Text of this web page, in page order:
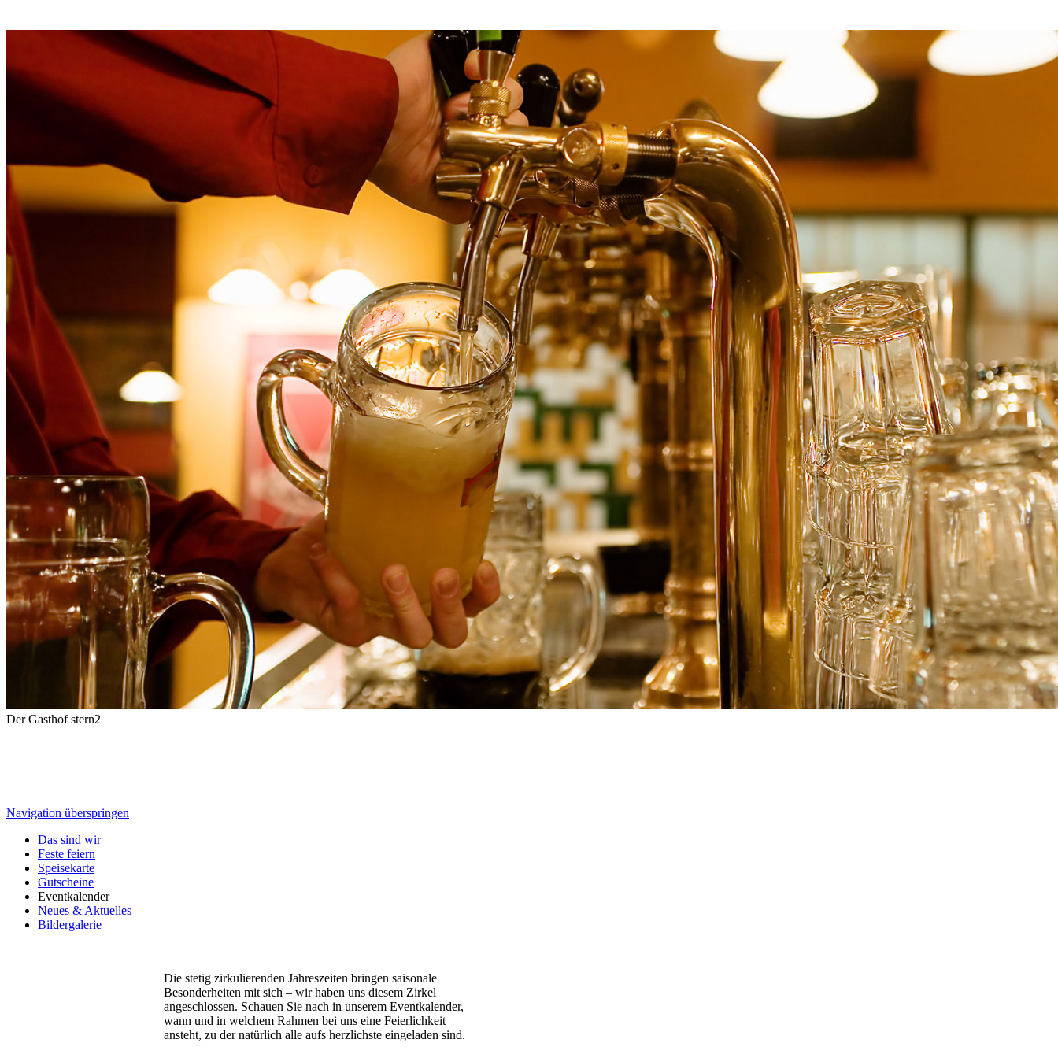
Der Gasthof stern2
Navigation überspringen
Das sind wir
Feste feiern
Speisekarte
Gutscheine
Eventkalender
Neues & Aktuelles
Bildergalerie
Die stetig zirkulierenden Jahreszeiten bringen saisonale
Besonderheiten mit sich – wir haben uns diesem Zirkel
angeschlossen. Schauen Sie nach in unserem Eventkalender,
wann und in welchem Rahmen bei uns eine Feierlichkeit
ansteht, zu der natürlich alle aufs herzlichste eingeladen sind.